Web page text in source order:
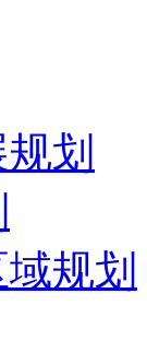
划
规划